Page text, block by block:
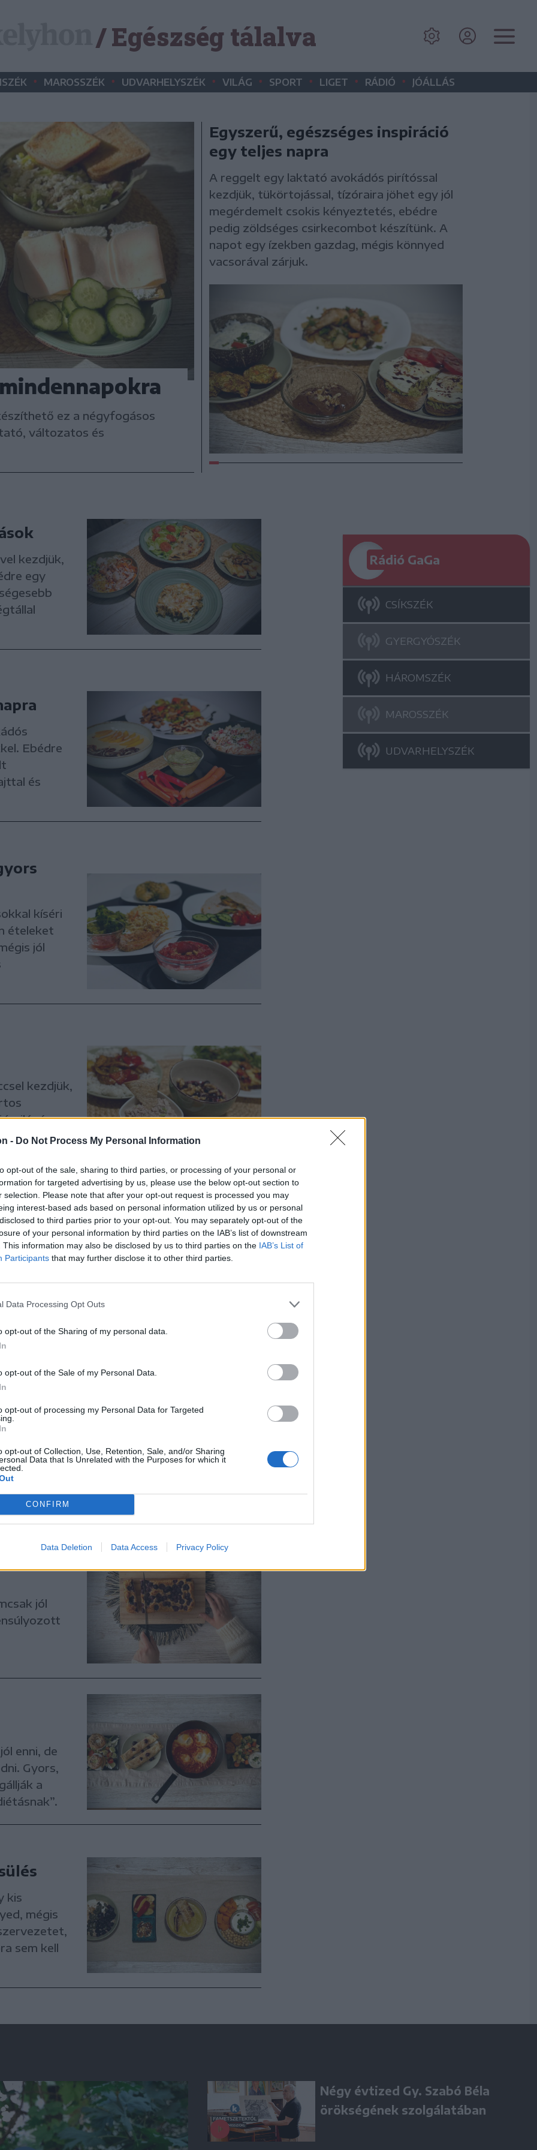
- Do Not Process My Personal Information
opt-out of the sale, sharing to third parties, or processing of your personal or
for targeted advertising by us, please use the below opt-out section to
selection. Please note that after your opt-out request is processed you may
interest-based ads based on personal information utilized by us or personal
to third parties prior to your opt-out. You may separately opt-out of the
of your personal information by third parties on the IAB’s list of downstream
This information may also be disclosed by us to third parties on the IAB’s List of
Participants that may further disclose it to other third parties.
Data Processing Opt Outs
opt-out of the Sharing of my personal data.
opt-out of the Sale of my Personal Data.
opt-out of processing my Personal Data for Targeted
opt-out of Collection, Use, Retention, Sale, and/or Sharing
Data that Is Unrelated with the Purposes for which it
CONFIRM
Data Deletion Data Access Privacy Policy
/ Egészség tálalva
• MAROSSZÉK • UDVARHELYSZÉK • VILÁG • SPORT • LIGET • RÁDIÓ • JÓÁLLÁS
ez a négyfogásos
változatos és
Egyszerű, egészséges inspiráció
egy teljes napra
A reggelt egy laktató avokádós pirítóssal
kezdjük, tükörtojással, tízóraira jöhet egy jól
megérdemelt csokis kényeztetés, ebédre
pedig zöldséges csirkecombot készítünk. A
napot egy ízekben gazdag, mégis könnyed
vacsorával zárjuk.
kezdjük,
egy
Ebédre
és
kíséri
ételeket
jól
kezdjük,
ízvilágú,
kenyérrel
a tányérra,
friss
sem
jól
enni, de
Gyors,
a
kis
mégis
sem kell
Rádió GaGa
CSÍKSZÉK
GYERGYÓSZÉK
HÁROMSZÉK
MAROSSZÉK
UDVARHELYSZÉK
Négy évtized Gy. Szabó Béla
örökségének szolgálatában